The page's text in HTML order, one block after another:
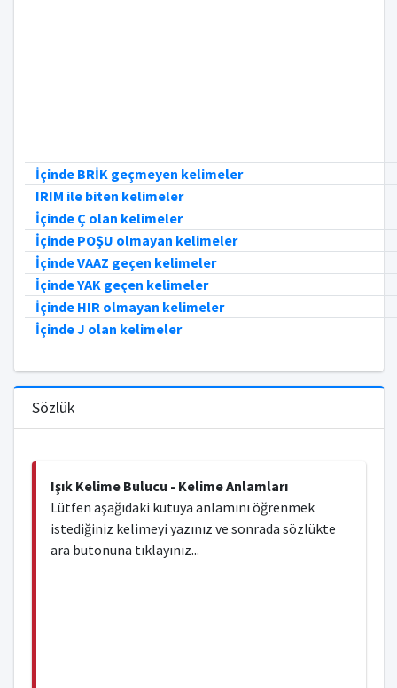
İçinde BRİK geçmeyen kelimeler
IRIM ile biten kelimeler
İçinde Ç olan kelimeler
İçinde POŞU olmayan kelimeler
İçinde VAAZ geçen kelimeler
İçinde YAK geçen kelimeler
İçinde HIR olmayan kelimeler
İçinde J olan kelimeler
Sözlük
Işık Kelime Bulucu - Kelime Anlamları
Lütfen aşağıdaki kutuya anlamını öğrenmek
istediğiniz kelimeyi yazınız ve sonrada sözlükte
ara butonuna tıklayınız...